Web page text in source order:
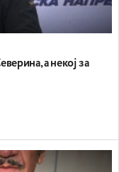
а некој за